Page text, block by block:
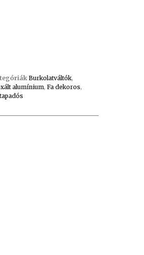
Burkolatváltók,
alumínium,Fa dekoros,